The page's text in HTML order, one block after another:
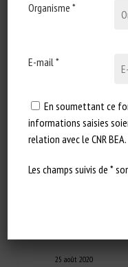
Extrait en
La nouvelle
25 août 2020
Organisme *
E-mail *
En soumettant ce
informations saisies
relation avec le CNR
Les champs suivis de *